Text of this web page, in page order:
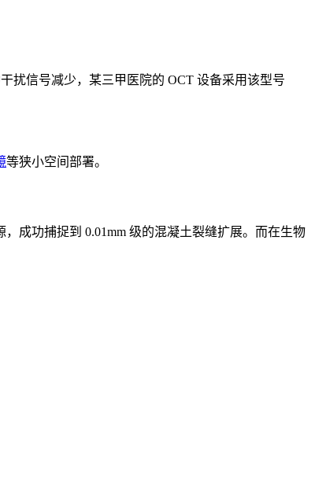
扰信号减少，某三甲医院的 OCT 设备采用该型号
等狭小空间部署。
成功捕捉到 0.01mm 级的混凝土裂缝扩展。而在生物